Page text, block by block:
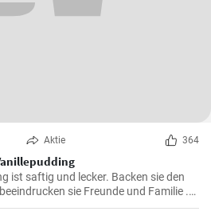
Aktie 364
ist saftig und lecker. Backen sie den
sie Freunde und Familie .
Apfelernte.